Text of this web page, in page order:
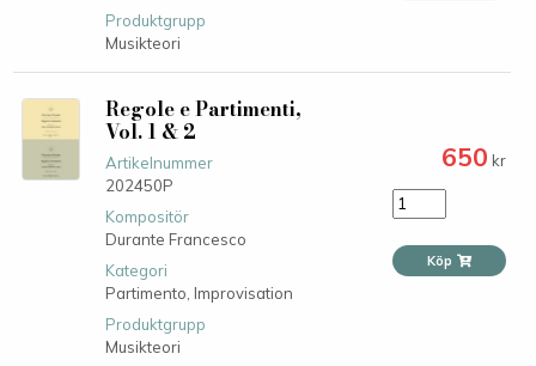
Produktgrupp
Musikteori
Regole e Partimenti,
Vol. 1 & 2
Artikelnummer
202450P
Kompositör
Durante Francesco
Kategori
Partimento, Improvisation
Produktgrupp
Musikteori
650 kr
Köp